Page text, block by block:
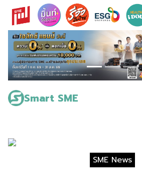
Skip
content
Smart SME
Search
for:
SME News